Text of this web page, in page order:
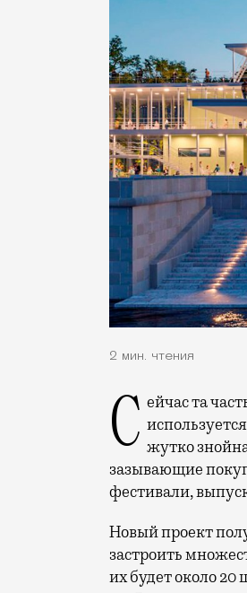
2 мин. чтения
Сейчас та часть Пушкинской набережной, которую собираются благоустраивать, жутко
зазывающие
фестивали,
Новый проект
застроить
их будет около